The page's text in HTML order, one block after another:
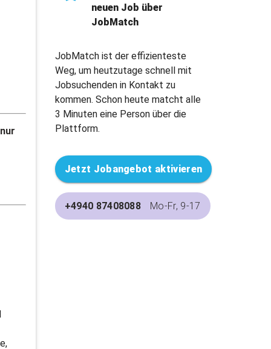
neuen Job über
JobMatch
JobMatch ist der effizienteste
Weg, um heutzutage schnell mit
Jobsuchenden in Kontakt zu
kommen. Schon heute matcht alle
3 Minuten eine Person über die
Plattform.
Jetzt Jobangebot aktivieren
+4940 87408088 Mo-Fr, 9-17